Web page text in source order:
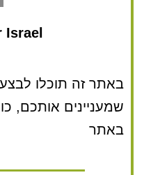
Israel
באתר זה תוכלו
שמעניינים אותכם,
באתר